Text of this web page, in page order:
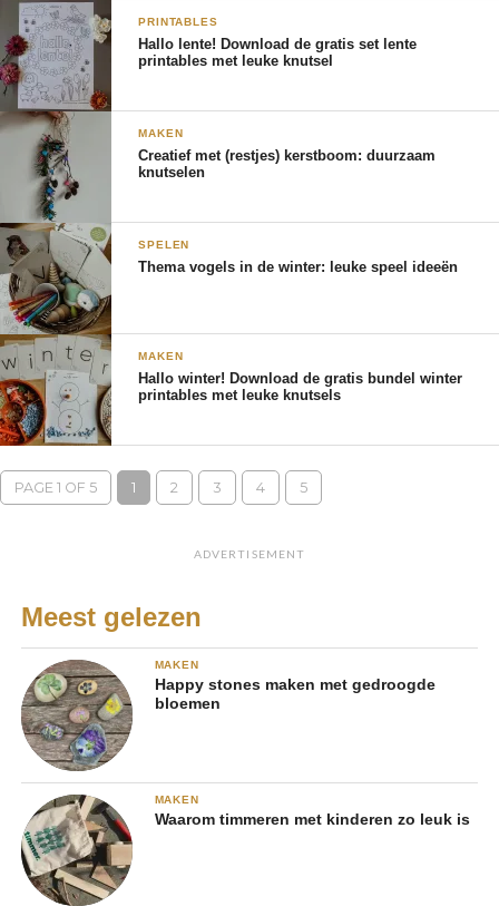
PRINTABLES
Hallo lente! Download de gratis set lente
printables met leuke knutsel
MAKEN
Creatief met (restjes) kerstboom: duurzaam
knutselen
SPELEN
Thema vogels in de winter: leuke speel ideeën
MAKEN
Hallo winter! Download de gratis bundel winter
printables met leuke knutsels
PAGE 1 OF 5 1 2 3 4 5
ADVERTISEMENT
Meest gelezen
MAKEN
Happy stones maken met gedroogde
bloemen
MAKEN
Waarom timmeren met kinderen zo leuk is